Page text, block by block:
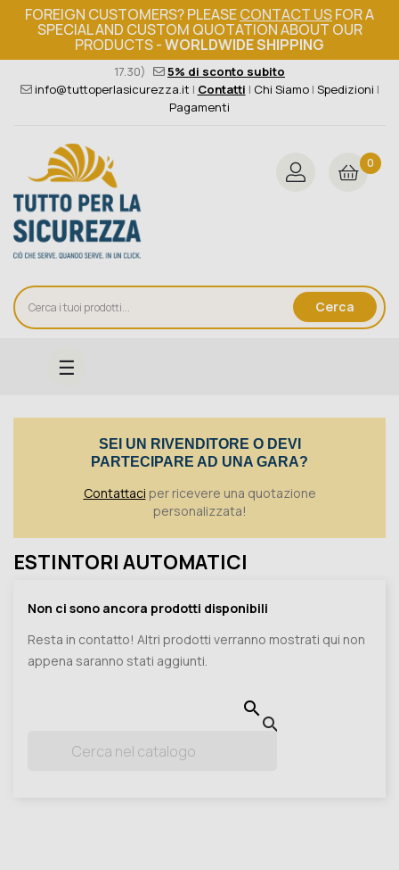
FOREIGN CUSTOMERS? PLEASECONTACT USFOR A
SPECIAL AND CUSTOM QUOTATION ABOUT OUR
PRODUCTS -WORLDWIDE SHIPPING
Ordine minimo 149€+iva 376 004 4000(Lun - Ven / 8.30 -
17.30)
5% di sconto subito
info@tuttoperlasicurezza.it | Contatti | Chi Siamo| Spedizioni |
Pagamenti
Cerca
0
navigazione
☰
SEI UN RIVENDITORE O DEVI
PARTECIPARE AD UNA GARA?
Contattaci per ricevere una quotazione
personalizzata!
ESTINTORI AUTOMATICI
Non ci sono ancora prodotti disponibili
Resta in contatto! Altri prodotti verranno mostrati qui non
appena saranno stati aggiunti.

